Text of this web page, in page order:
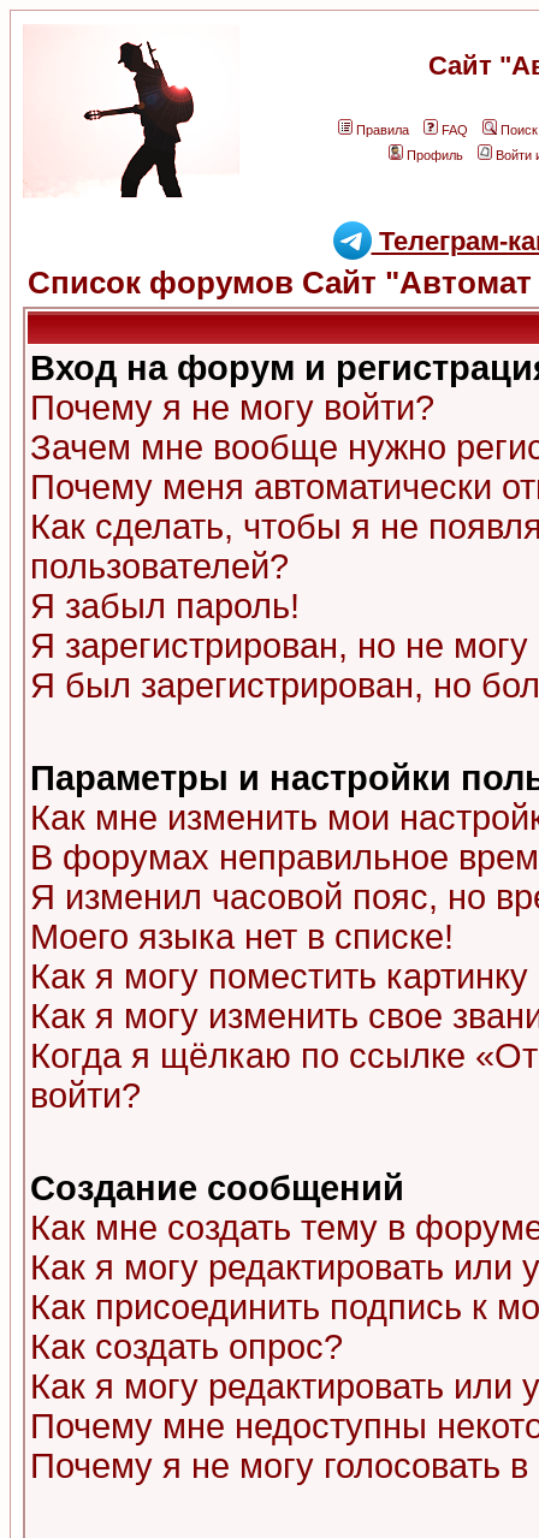
Сайт
Правила FAQ
Поиск
Профиль
Войти
Телеграм-
Список форумов Сайт "Автомат
Вход на форум и
Почему я не могу войти?
Зачем мне вообще нужно
Почему меня автоматически
Как сделать, чтобы я не
пользователей?
Я забыл пароль!
Я зарегистрирован, но не могу
Я был зарегистрирован, но
Параметры и настройки
Как мне изменить мои
В форумах неправильное
Я изменил часовой пояс, но
Моего языка нет в списке!
Как я могу поместить
Как я могу изменить свое
Когда я щёлкаю по ссылке
войти?
Создание сообщений
Как мне создать тему в
Как я могу редактировать или
Как присоединить подпись к
Как создать опрос?
Как я могу редактировать или
Почему мне недоступны
Почему я не могу голосовать